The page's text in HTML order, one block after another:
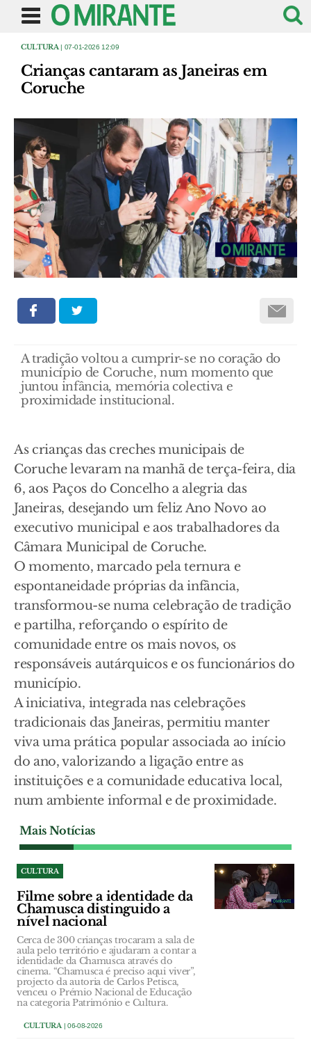
CULTURA | 07-01-2026 12:09
Crianças cantaram as Janeiras em
Coruche
A tradição voltou a cumprir-se no coração do
município de Coruche, num momento que
juntou infância, memória colectiva e
proximidade institucional.
As crianças das creches municipais de
Coruche levaram na manhã de terça-feira, dia
6, aos Paços do Concelho a alegria das
Janeiras, desejando um feliz Ano Novo ao
executivo municipal e aos trabalhadores da
Câmara Municipal de Coruche.
O momento, marcado pela ternura e
espontaneidade próprias da infância,
transformou-se numa celebração de tradição
e partilha, reforçando o espírito de
comunidade entre os mais novos, os
responsáveis autárquicos e os funcionários do
município.
A iniciativa, integrada nas celebrações
tradicionais das Janeiras, permitiu manter
viva uma prática popular associada ao início
do ano, valorizando a ligação entre as
instituições e a comunidade educativa local,
num ambiente informal e de proximidade.
Mais Notícias
CULTURA
Filme sobre a identidade da
Chamusca distinguido a
nível nacional
Cerca de 300 crianças trocaram a sala de
aula pelo território e ajudaram a contar a
identidade da Chamusca através do
cinema. “Chamusca é preciso aqui viver”,
projecto da autoria de Carlos Petisca,
venceu o Prémio Nacional de Educação
na categoria Património e Cultura.
CULTURA| 06-08-2026